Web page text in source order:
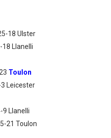
18 Ulster
18 Llanelli
Toulon
Leicester
9 Llanelli
21 Toulon